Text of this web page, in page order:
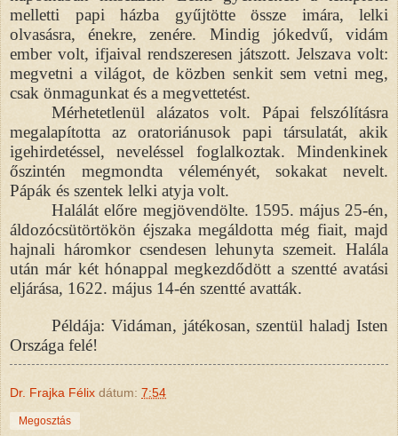
melletti papi házba gyűjtötte össze imára, lelki
olvasásra, énekre, zenére. Mindig jókedvű, vidám
ember volt, ifjaival rendszeresen játszott. Jelszava volt:
megvetni a világot, de közben senkit sem vetni meg,
csak önmagunkat és a megvettetést.
Mérhetetlenül alázatos volt. Pápai felszólításra
megalapította az oratoriánusok papi társulatát, akik
igehirdetéssel, neveléssel foglalkoztak. Mindenkinek
őszintén megmondta véleményét, sokakat nevelt.
Pápák és szentek lelki atyja volt.
Halálát előre megjövendölte. 1595. május 25-én,
áldozócsütörtökön éjszaka megáldotta még fiait, majd
hajnali háromkor csendesen lehunyta szemeit. Halála
után már két hónappal megkezdődött a szentté avatási
eljárása, 1622. május 14-én szentté avatták.
Példája: Vidáman, játékosan, szentül haladj Isten
Országa felé!
Dr. Frajka Félix dátum: 7:54
Megosztás